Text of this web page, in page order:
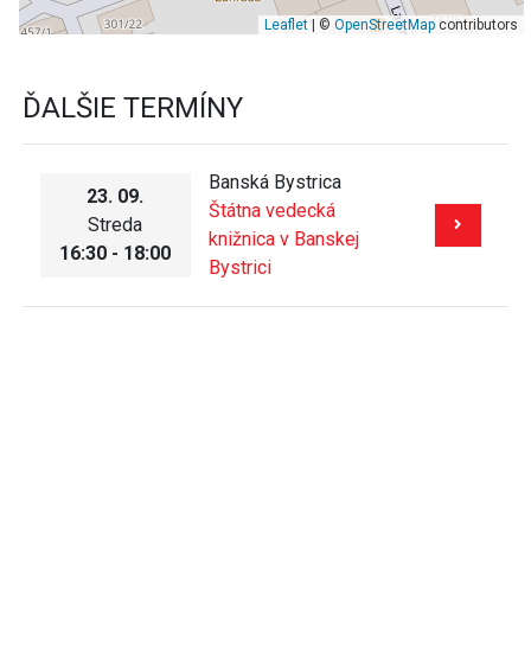
Leaflet| © OpenStreetMapcontributors
ĎALŠIE TERMÍNY
23. 09.
Streda
16:30 - 18:00
Banská Bystrica
Štátna vedecká
knižnica v Banskej
Bystrici